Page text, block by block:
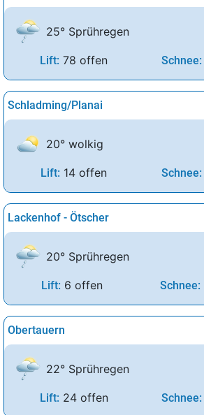
25° Sprühregen
Lift: 78 offen Schnee:
Schladming/Planai
20° wolkig
Lift: 14 offen Schnee:
Lackenhof - Ötscher
20° Sprühregen
Lift: 6 offen Schnee:
Obertauern
22° Sprühregen
Lift: 24 offen Schnee: